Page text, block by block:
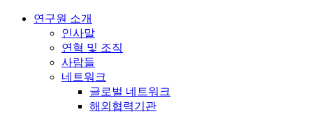
연구원 소개
인사말
연혁 및 조직
사람들
네트워크
글로벌 네트워크
해외협력기관